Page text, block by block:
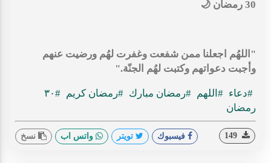
30 رمضان 🌙
"اللهُم اجعلنا ممن شفعت وغفرت لهُم ورضيت عنهم
وأجبت دعواتهم وكتبت لهُم الجنّة."
#دعاء #اللهم #رمضان مبارك #رمضان كريم
#٣٠
رمضان
فيسبوك تويتر واتس اب نسخ